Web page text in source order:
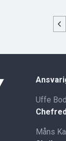
Uffe
Måns